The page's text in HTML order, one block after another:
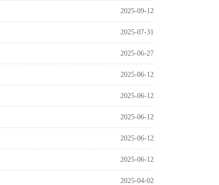
2025-09-12
2025-07-31
2025-06-27
2025-06-12
2025-06-12
2025-06-12
2025-06-12
2025-06-12
2025-04-02